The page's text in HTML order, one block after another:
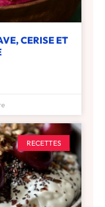
CERISE ET
RECETTES